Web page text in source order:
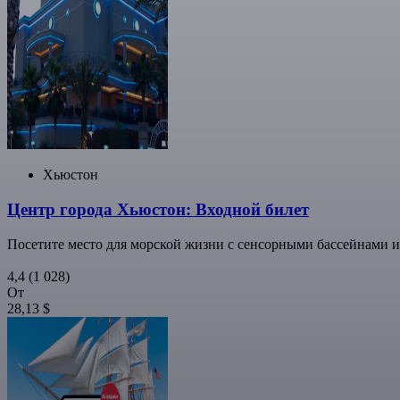
Хьюстон
Центр города Хьюстон: Входной билет
Посетите место для морской жизни с сенсорными бассейнами
4,4 (1 028)
От
28,13 $